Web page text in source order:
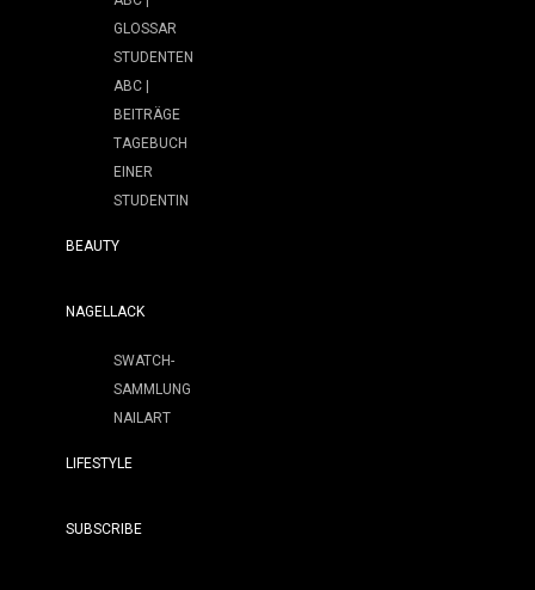
GLOSSAR
STUDENTEN
ABC |
BEITRÄGE
TAGEBUCH
EINER
STUDENTIN
BEAUTY
NAGELLACK
SWATCH-
SAMMLUNG
NAILART
LIFESTYLE
SUBSCRIBE